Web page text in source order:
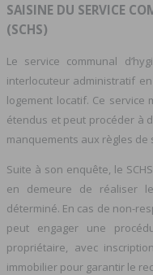
SAISINE DU SERVICE
(SCHS)
Le service communal
interlocuteur administratif
logement locatif. Ce service
étendus et peut procéder à
manquements aux règles de
Suite à son enquête, le
en demeure de réaliser
déterminé. En cas de non-
peut engager une
propriétaire, avec
immobilier pour garantir le